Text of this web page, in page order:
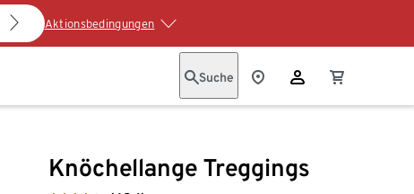
Aktionsbedingungen
Suche
Knöchellange Treggings